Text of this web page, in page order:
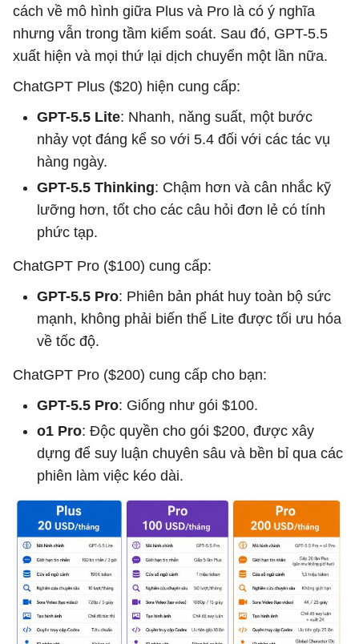
cách về mô hình giữa Plus và Pro là có ý nghĩa
nhưng vẫn trong tầm kiểm soát. Sau đó, GPT-5.5
xuất hiện và mọi thứ lại dịch chuyển một lần nữa.
ChatGPT Plus ($20) hiện cung cấp:
GPT-5.5 Lite: Nhanh, năng suất, một bước
nhảy vọt đáng kể so với 5.4 đối với các tác vụ
hàng ngày.
GPT-5.5 Thinking: Chậm hơn và cân nhắc kỹ
lưỡng hơn, tốt cho các câu hỏi đơn lẻ có tính
phức tạp.
ChatGPT Pro ($100) cung cấp:
GPT-5.5 Pro: Phiên bản phát huy toàn bộ sức
mạnh, không phải biến thể Lite được tối ưu hóa
về tốc độ.
ChatGPT Pro ($200) cung cấp cho bạn:
GPT-5.5 Pro: Giống như gói $100.
o1 Pro: Độc quyền cho gói $200, được xây
dựng để suy luận chuyên sâu và bền bỉ qua các
phiên làm việc kéo dài.